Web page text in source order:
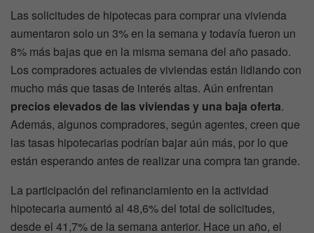
Las solicitudes de hipotecas para comprar una vivienda
aumentaron solo un 3% en la semana y todavía fueron un
8% más bajas que en la misma semana del año pasado.
Los compradores actuales de viviendas están lidiando con
mucho más que tasas de interés altas. Aún enfrentan
precios elevados de las viviendas y una baja oferta.
Además, algunos compradores, según agentes, creen que
las tasas hipotecarias podrían bajar aún más, por lo que
están esperando antes de realizar una compra tan grande.
La participación del refinanciamiento en la actividad
hipotecaria aumentó al 48,6% del total de solicitudes,
desde el 41,7% de la semana anterior. Hace un año, el